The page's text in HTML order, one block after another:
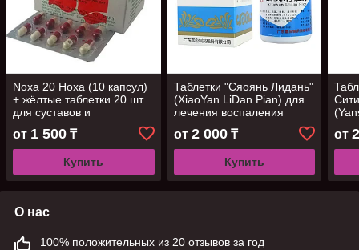
Noxa 20 Ноха (10 капсул)
+ жёлтые таблетки 20 шт
для суставов и
позвоночника
от 1 500 ₸
Купить
Таблетки "Сяоянь Лидань"
(XiaoYan LiDan Pian) для
лечения воспаления
желчного пузыря, 100шт
от 2 000₸
Купить
от
О нас
100% положительных из 20 отзывов за год